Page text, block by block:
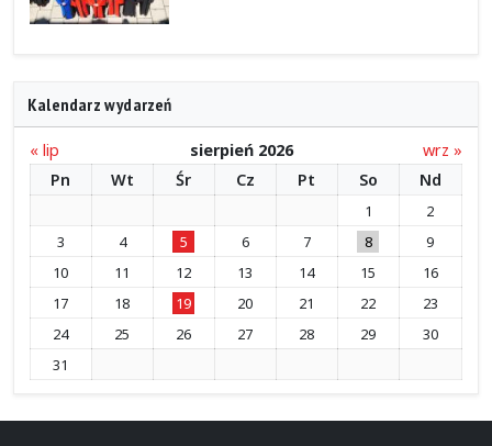
Kalendarz wydarzeń
« lip sierpień 2026
wrz »
Pn
Wt Śr Cz Pt So Nd
1
2
3
4 5 6 7 8
9
10
11 12 13 14 15
16
17
18 19 20 21 22
23
24
25 26 27 28 29
30
31